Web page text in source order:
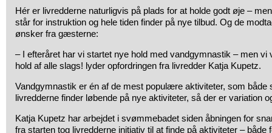
Hér er livredderne naturligvis på plads for at holde godt øje –
står for instruktion og hele tiden finder på nye tilbud. Og de
ønsker fra gæsterne:
– I efteråret har vi startet nye hold med vandgymnastik – men vi
hold af alle slags! lyder opfordringen fra livredder Katja Kupetz.
Vandgymnastik er én af de mest populære aktiviteter, som
livredderne finder løbende på nye aktiviteter, så der er variation
Katja Kupetz har arbejdet i svømmebadet siden åbningen for
fra starten tog livredderne initiativ til at finde på aktiviteter – både